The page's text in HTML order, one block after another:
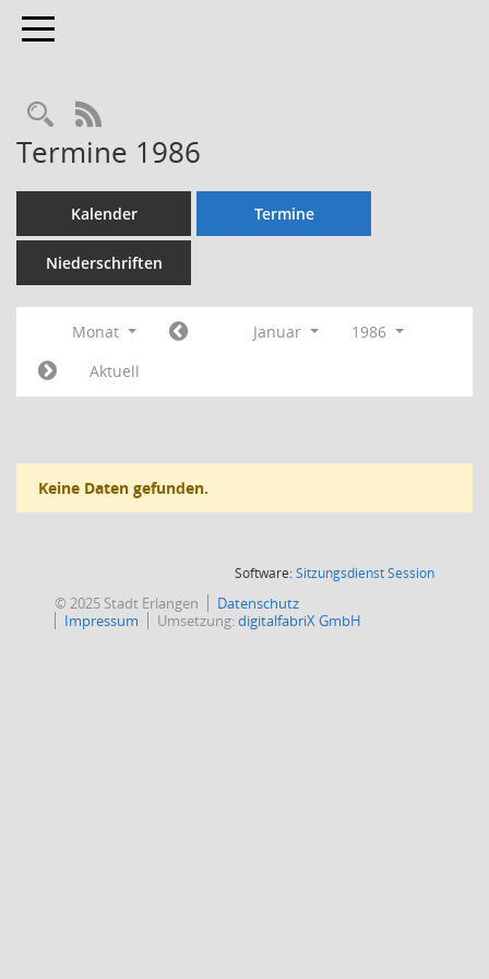
Toggle navigation
Rechercheauswahl
RSS-Feed
Termine 1986
Kalender Termine
Niederschriften
Monat Januar
1986
Aktuell
Keine Daten gefunden.
Software:SitzungsdienstSession(Wird in
© 2025 Stadt Erlangen
Datenschutz
Impressum
Umsetzung:digitalfabriX GmbH